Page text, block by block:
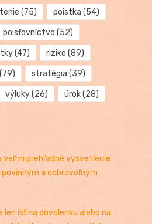
(75) poistka (54)
poisťovníctvo (52)
(47) riziko (89)
(79) stratégia (39)
výluky(26) úrok(28)
veľmi prehľadné vysvetlenie
a dobrovoľným
len ísť na dovolenku alebo na